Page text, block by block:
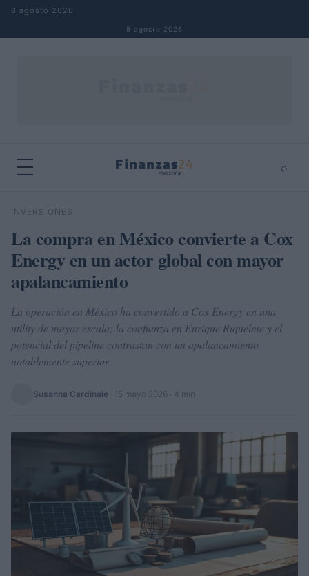
Saltar al contenido
8 agosto 2026
8 agosto 2026
⌕
Buscar
INVERSIONES
La compra en México convierte a Cox
Energy en un actor global con mayor
apalancamiento
La operación en México ha convertido a Cox Energy en una
utility de mayor escala; la confianza en Enrique Riquelme y el
potencial del pipeline contrastan con un apalancamiento
notablemente superior
Susanna Cardinale 15 mayo 2026 · 4 min